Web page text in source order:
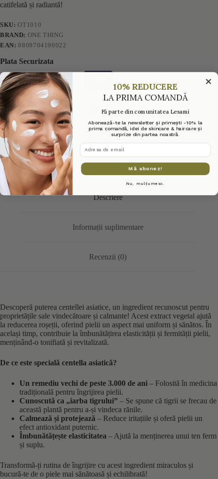
catifelată și radiantă!
SKU:OT1010
BRAND: ONE THING
EAN:8809704190022
Plata Securizata
Descriere
Informații suplimentare
Recenzii (0)
Descoperă puterea centellei asiatice, un ingredient recunoscut pentru
proprietățile sale vindecătoare și calmante! Acest extract vegetal ajută
la reducerea roșeții, oferind pielii un aspect mai uniform și sănătos. În
același timp, contribuie la îmbunătățirea elasticității și fermității pielii,
menținând-o tonifiată și revitalizată.
De ce este specială centella asiatică?
Un remediu vechi de peste 3.000 de ani – Folosită în medicina
tradițională pentru îngrijirea pielii.
Cunoscută ca „iarba tigrului” – Se spune că tigrii se frecau de
această plantă pentru a-și vindeca rănile.
Calmează și protejează – Reduce iritațiile și oferă pielii un
efect antioxidant puternic.
Îmbunătățește elasticitatea – Ajută la menținerea unui ten ferm
și suplu.
Transformă-ți rutina de îngrijire cu acest ingredient miraculos și
bucură-te de o piele mai sănătoasă și echilibrată!
10% REDUCERE
LA PRIMA COMANDĂ
Fă parte din comunitatea Lesami
Abonează-te la newsletter și primești -10% la
prima comandă, idei de skincare & haircare și
surprize din partea noastră.
adresa de email
Mă abonez!
Nu, mulțumesc.